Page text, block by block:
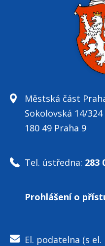
Městská část
Sokolovská 14/324
180 49 Praha 9
Tel. ústředna: 283
Prohlášení o
El. podatelna (s